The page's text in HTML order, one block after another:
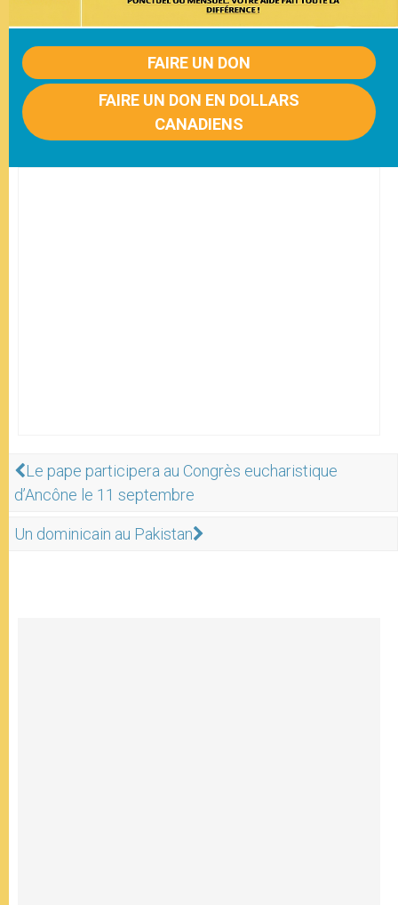
FAIRE UN DON
FAIRE UN DON EN DOLLARS
CANADIENS
Le pape participera au Congrès eucharistique
d’Ancône le 11 septembre
Un dominicain au Pakistan